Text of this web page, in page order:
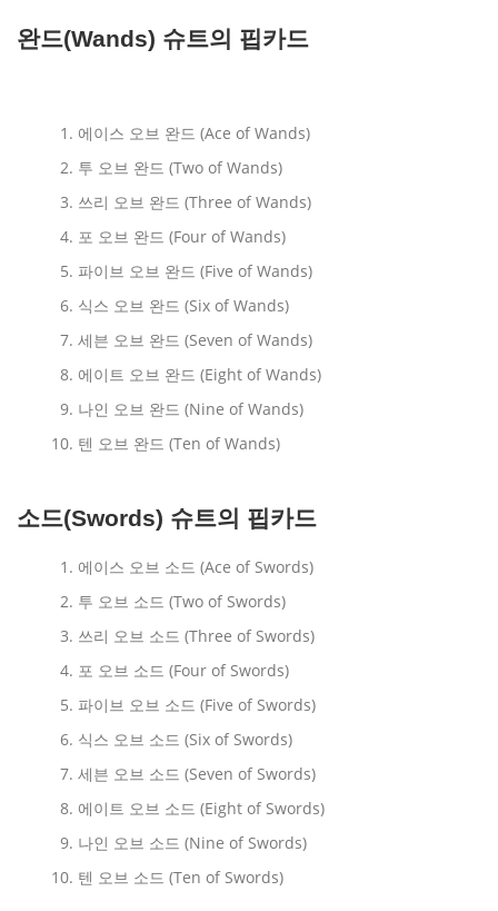
완드(Wands) 슈트의 핍카드
에이스 오브 완드 (Ace of Wands)
투 오브 완드 (Two of Wands)
쓰리 오브 완드 (Three of Wands)
포 오브 완드 (Four of Wands)
파이브 오브 완드 (Five of Wands)
식스 오브 완드 (Six of Wands)
세븐 오브 완드 (Seven of Wands)
에이트 오브 완드 (Eight of Wands)
나인 오브 완드 (Nine of Wands)
텐 오브 완드 (Ten of Wands)
소드(Swords) 슈트의 핍카드
에이스 오브 소드 (Ace of Swords)
투 오브 소드 (Two of Swords)
쓰리 오브 소드 (Three of Swords)
포 오브 소드 (Four of Swords)
파이브 오브 소드 (Five of Swords)
식스 오브 소드 (Six of Swords)
세븐 오브 소드 (Seven of Swords)
에이트 오브 소드 (Eight of Swords)
나인 오브 소드 (Nine of Swords)
텐 오브 소드 (Ten of Swords)